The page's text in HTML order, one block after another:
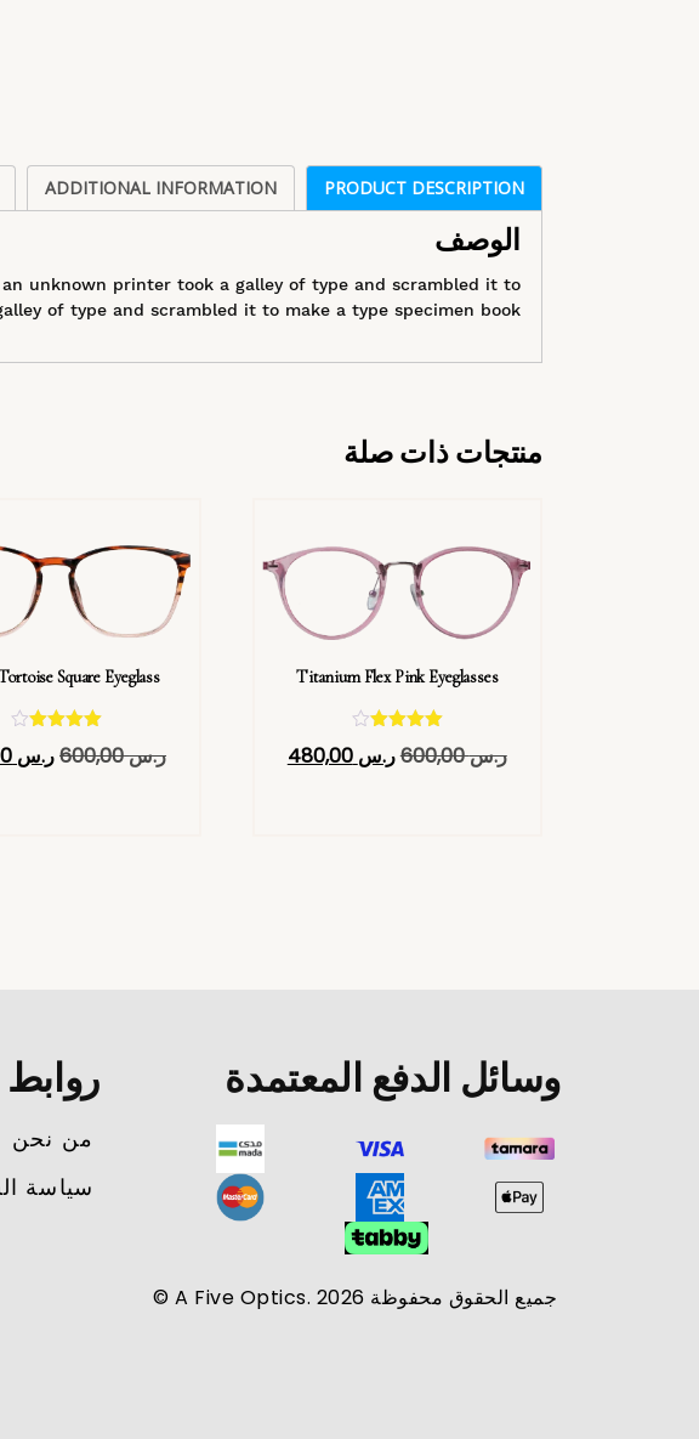
PRODUCT DESCRIPTION
ADDITIONAL INFORMATION
الوصف
unknown printer took a galley of type and scrambled it to
of type and scrambled it to make a type specimen book.
منتجات ذات صلة
Titanium Flex Pink Eyeglasses
تم التقييم
4.40
ر.س600,00 ر.س 480,00
Square Eyeglass
تم التقييم
4.40
ر.س600,00 ر.س
وسائل الدفع المعتمدة
جميع الحقوق محفوظة A Five Optics. 2026 ©
من نحن
سياسة